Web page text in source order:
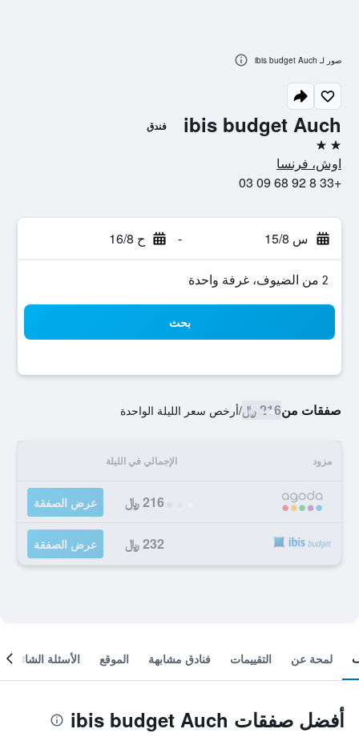
ibis budget Auch فندق
2 نجمتين
اوش، فرنسا
+33 8 92 68 09 03
س 15/8 - ح 16/8
2 من الضيوف، غرفة واحدة
بحث
صفقات من216 ﷼ /أرخص سعر الليلة الواحدة
مزود الإجمالي في الليلة
216 ﷼ عرض الصفقة
232 ﷼ عرض الصفقة
صور لـ ibis budget Auch
لمحة عن التقييمات فنادق مشابهة الموقع الأسئلة الشائعة
أفضل صفقات ibis budget Auch